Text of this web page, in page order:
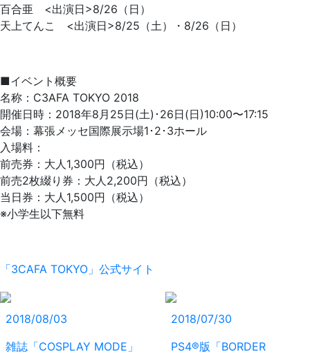
百合亜 <出演日>8/26（日）
天上てんこ <出演日>8/25（土）・8/26（日）
■イベント概要
名称：C3AFA TOKYO 2018
開催日時：2018年8月25日(土)･26日(日)10:00〜17:15
会場：幕張メッセ国際展示場1･2･3ホール
入場料：
前売券：大人1,300円（税込）
前売2枚綴り券：大人2,200円（税込）
当日券：大人1,500円（税込）
※小学生以下無料
「3CAFA TOKYO」公式サイト
2018/08/03
雑誌「COSPLAY MODE」
2018/07/30
PS4®版「BORDER